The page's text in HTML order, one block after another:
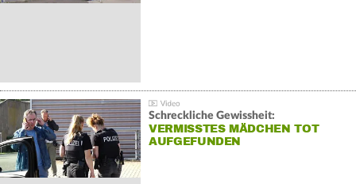
Schreckliche Gewissheit:
VERMISSTES MÄDCHEN TOT
AUFGEFUNDEN